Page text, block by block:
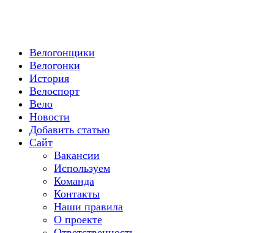
Велогонщики
Велогонки
История
Велоспорт
Вело
Новости
Добавить статью
Сайт
Вакансии
Используем
Команда
Контакты
Наши правила
О проекте